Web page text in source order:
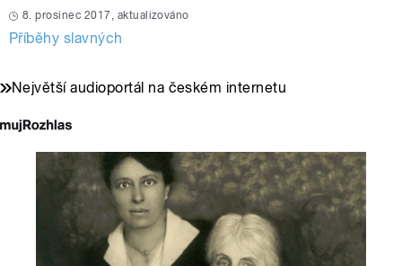
8. prosinec 2017, aktualizováno
Příběhy slavných
Největší audioportál na českém internetu